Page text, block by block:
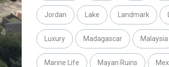
Jordan Lake Landmark
Luxury Madagascar Malaysia
Marine Life Mayan Ruins